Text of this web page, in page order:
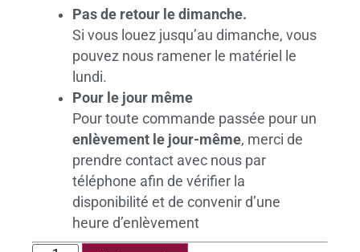
Pas de retour le dimanche.
Si vous louez jusqu’au dimanche, vous
pouvez nous ramener le matériel le
lundi.
Pour le jour même
Pour toute commande passée pour un
enlèvement le jour-même, merci de
prendre contact avec nous par
téléphone afin de vérifier la
disponibilité et de convenir d’une
heure d’enlèvement